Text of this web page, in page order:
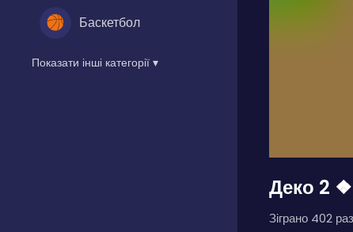
Баскетбол
Показати інші категорії ▾
Деко 2
Зіграно 402